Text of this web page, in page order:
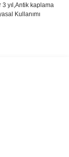
yıl,Antik kaplama
Kullanımı